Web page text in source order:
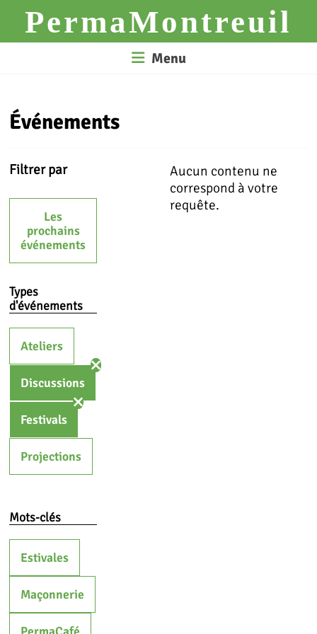
contentPermaMontreuil
Menu
Événements
Filtrer par
Les
prochains
événements
Types
d'événements
Ateliers
Discussions
Festivals
Projections
Mots-clés
Estivales
Maçonnerie
Aucun contenu ne
correspond à votre
requête.